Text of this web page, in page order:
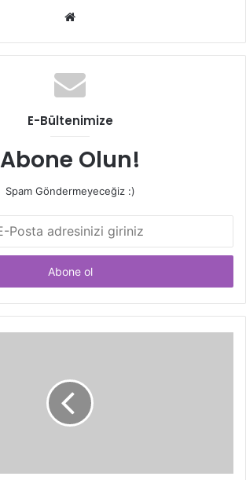
Web
E-Bültenimize
Abone Olun!
Spam Göndermeyeceğiz :)